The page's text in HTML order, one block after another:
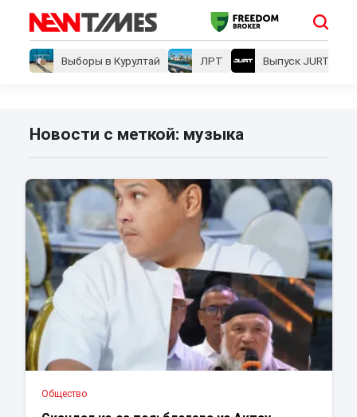
Выборы в Курултай ЛРТ Выпуск JURT
Новости с меткой: музыка
Общество